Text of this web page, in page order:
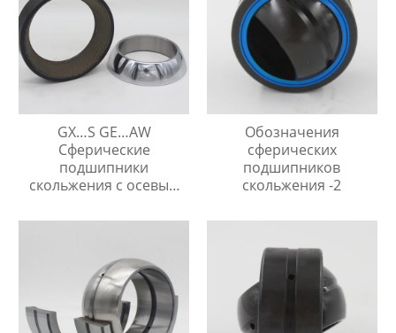
GX…S GE…AW
Сферические
подшипники
скольжения с осевым
Обозначения
сферических
подшипников
скольжения -2